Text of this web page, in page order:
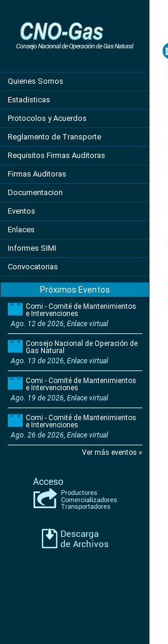
Quienes Somos
Estadisticas
Protocolos y Acuerdos
Reglamento de Transporte
Requisitos Firmas Auditoras
Firmas Auditoras
Documentacion
Eventos
Enlaces
Informes SIMI
Convocatorias
Próximos Eventos
Comi - Comité de Mantenimientos
e Intervenciones
Ago. 12 de 2026, Enlace virtual
Consejo Nacional de Operación de
Gas Natural
Ago. 13 de 2026, Enlace virtual
Comi - Comité de Mantenimientos
e Intervenciones
Ago. 19 de 2026, Enlace virtual
Comi - Comité de Mantenimientos
e Intervenciones
Ago. 26 de 2026, Enlace virtual
Ver más eventos »